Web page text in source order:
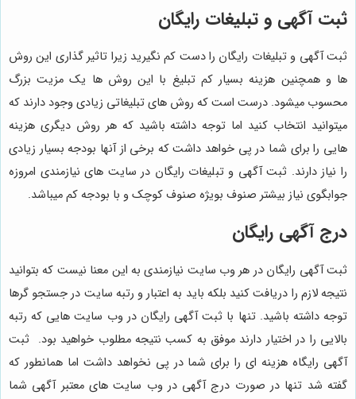
ثبت آگهی و تبلیغات رایگان
ثبت آگهی و تبلیغات رایگان را دست کم نگیرید زیرا تاثیر گذاری این روش
ها و همچنین هزینه بسیار کم تبلیغ با این روش ها یک مزیت بزرگ
محسوب میشود. درست است که روش های تبلیغاتی زیادی وجود دارند که
میتوانید انتخاب کنید اما توجه داشته باشید که هر روش دیگری هزینه
هایی را برای شما در پی خواهد داشت که برخی از آنها بودجه بسیار زیادی
را نیاز دارند. ثبت آگهی و تبلیغات رایگان در سایت های نیازمندی امروزه
جوابگوی نیاز بیشتر صنوف بویژه صنوف کوچک و با بودجه کم میباشد.
درج آگهی رایگان
ثبت آگهی رایگان در هر وب سایت نیازمندی به این معنا نیست که بتوانید
نتیجه لازم را دریافت کنید بلکه باید به اعتبار و رتبه سایت در جستجو گرها
توجه داشته باشید. تنها با ثبت آگهی رایگان در وب سایت هایی که رتبه
بالایی را در اختیار دارند موفق به کسب نتیجه مطلوب خواهید بود. ثبت
آگهی رایگاه هزینه ای را برای شما در پی نخواهد داشت اما همانطور که
گفته شد تنها در صورت درج آگهی در وب سایت های معتبر آگهی شما